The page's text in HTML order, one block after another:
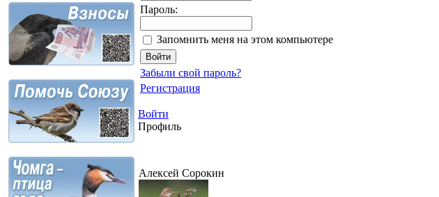
Пароль:
Запомнить меня на этом компьютере
Забыли свой пароль?
Регистрация
Войти
Профиль
Алексей Сорокин